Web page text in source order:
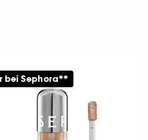
bei Sephora**